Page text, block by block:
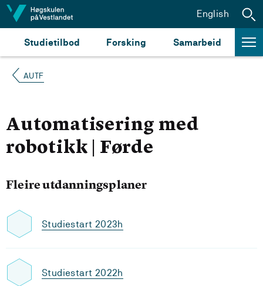
Hopp til innhald
Studietilbod Forsking Samarbeid
English
AUTF
Automatisering med
robotikk | Førde
Fleire utdanningsplaner
Studiestart 2023h
Studiestart 2022h